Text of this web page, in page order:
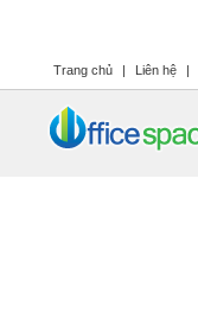
Trang chủ | Liên hệ |